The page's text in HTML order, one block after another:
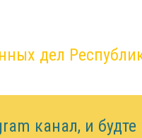
дел
канал, и будте